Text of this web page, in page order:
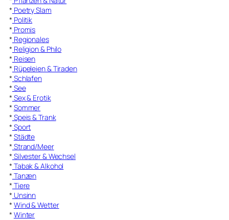
* Poetry Slam
* Politik
* Promis
* Regionales
* Religion & Philo
* Reisen
* Rüpeleien & Tiraden
* Schlafen
* See
* Sex & Erotik
* Sommer
* Speis & Trank
* Sport
* Städte
* Strand/Meer
* Silvester & Wechsel
* Tabak & Alkohol
* Tanzen
* Tiere
* Unsinn
* Wind & Wetter
* Winter